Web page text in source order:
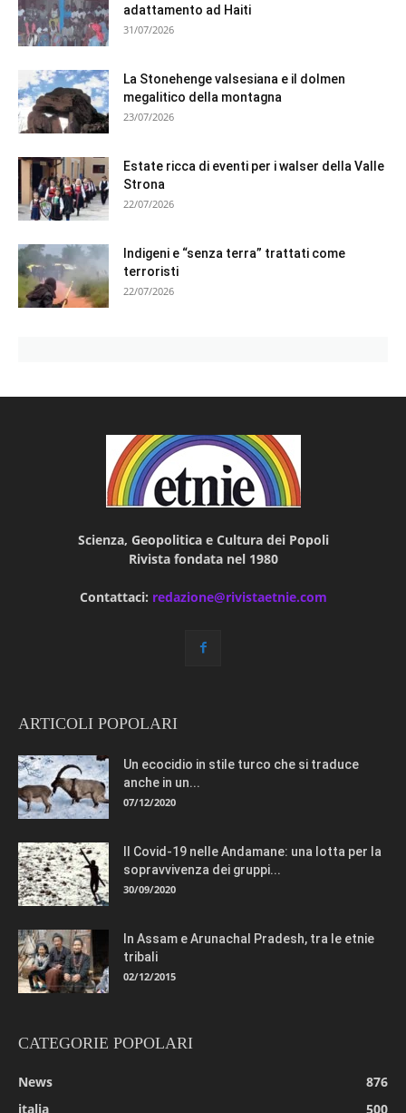
adattamento ad Haiti
31/07/2026
La Stonehenge valsesiana e il dolmen
megalitico della montagna
23/07/2026
Estate ricca di eventi per i walser della Valle
Strona
22/07/2026
Indigeni e “senza terra” trattati come
terroristi
22/07/2026
Scienza, Geopolitica e Cultura dei Popoli
Rivista fondata nel 1980
Contattaci: redazione@rivistaetnie.com
ARTICOLI POPOLARI
Un ecocidio in stile turco che si traduce
anche in un...
07/12/2020
Il Covid-19 nelle Andamane: una lotta per la
sopravvivenza dei gruppi...
30/09/2020
In Assam e Arunachal Pradesh, tra le etnie
tribali
02/12/2015
CATEGORIE POPOLARI
News
876
italia
500